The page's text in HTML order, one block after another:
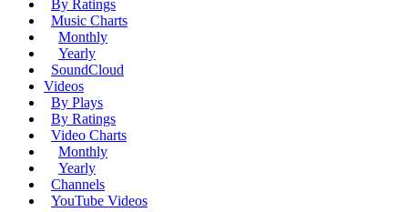
By Ratings
Music Charts
Monthly
Yearly
SoundCloud
Videos
By Plays
By Ratings
Video Charts
Monthly
Yearly
Channels
YouTube Videos